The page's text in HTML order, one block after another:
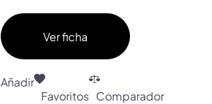
Ver ficha
Añadir
Favoritos Comparador